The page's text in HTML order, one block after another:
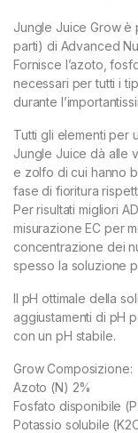
Jungle Juice Grow è
parti) di Advanced
Fornisce l’azoto,
necessari per tutti i
durante
Tutti gli elementi per
Jungle Juice dà alle
e zolfo di cui hanno
fase di fioritura
Per risultati migliori
misurazione EC per
concentrazione dei
spesso la soluzione
Il pH ottimale della
aggiustamenti di pH
con un pH stabile.
Grow Composizione:
Azoto (N) 2%
Fosfato disponibile
Potassio solubile